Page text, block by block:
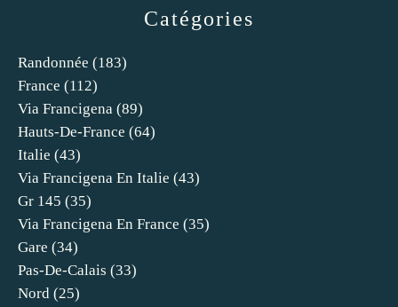
Catégories
Randonnée (183)
France (112)
Via Francigena (89)
Hauts-De-France (64)
Italie (43)
Via Francigena En Italie (43)
Gr 145 (35)
Via Francigena En France (35)
Gare (34)
Pas-De-Calais (33)
Nord (25)